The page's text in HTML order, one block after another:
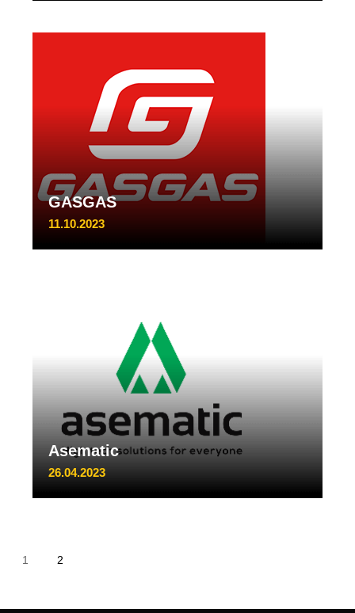
GASGAS
11.10.2023
Asematic
26.04.2023
1 2